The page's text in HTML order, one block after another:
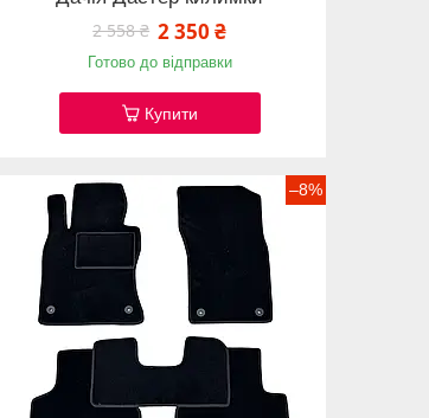
2 558 ₴ 2 350 ₴
Готово до відправки
Купити
–8%